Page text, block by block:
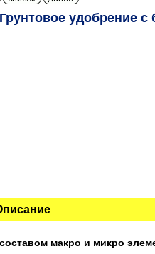
удобрение
макро и микро